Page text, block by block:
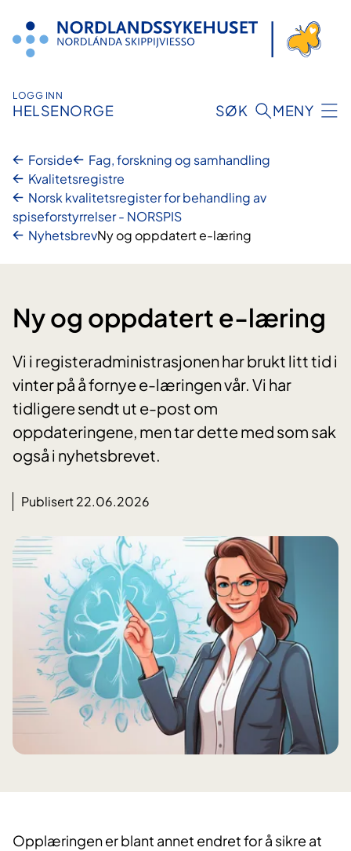
innhold
LOGG INN
HELSENORGE SØK MENY
Forside
Fag, forskning og samhandling
Kvalitetsregistre
Norsk kvalitetsregister for behandling av
spiseforstyrrelser - NORSPIS
NyhetsbrevNy og oppdatert e-læring
Ny og oppdatert e-læring
Vi i registeradministrasjonen har brukt litt tid i
vinter på å fornye e-læringen vår. Vi har
tidligere sendt ut e-post om
oppdateringene, men tar dette med som sak
også i nyhetsbrevet.
Publisert 22.06.2026
Opplæringen er blant annet endret for å sikre at